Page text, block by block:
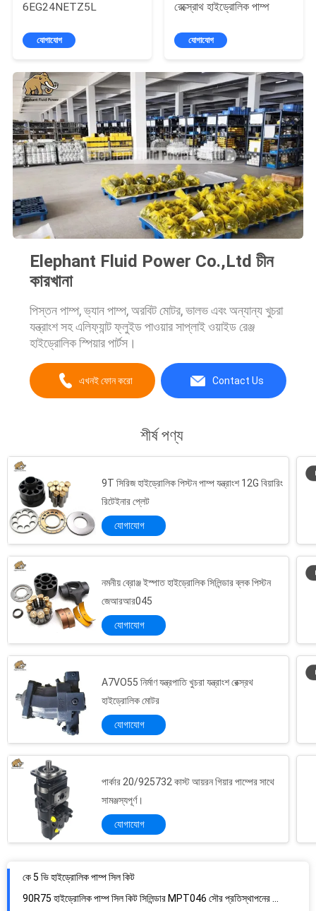
6EG24NETZ5L
যোগাযোগ
রেক্স্রোথ হাইড্রোলিক পাম্প
যোগাযোগ
Elephant Fluid Power Co.,Ltd চীন
কারখানা
পিস্তন পাম্প, ভ্যান পাম্প, অরবিট মোটর, ভালভ এবং অন্যান্য খুচরা
যন্ত্রাংশ সহ এলিফ্যান্ট ফ্লুইড পাওয়ার সাপ্লাই ওয়াইড রেঞ্জ
হাইড্রোলিক স্পিয়ার পার্টস।
এখনই ফোন করো Contact Us
শীর্ষ পণ্য
9T সিরিজ হাইড্রোলিক পিস্টন পাম্প যন্ত্রাংশ 12G বিয়ারিং
রিটেইনার প্লেট
যোগাযোগ
নমনীয় ব্রোঞ্জ ইস্পাত হাইড্রোলিক সিলিন্ডার ব্লক পিস্টন
জেআরআর045
যোগাযোগ
A7VO55 নির্মাণ যন্ত্রপাতি খুচরা যন্ত্রাংশ রেক্স্রথ
হাইড্রোলিক মোটর
যোগাযোগ
পার্কার 20/925732 কাস্ট আয়রন গিয়ার পাম্পের সাথে
সামঞ্জস্যপূর্ণ।
যোগাযোগ
কে 5 ভি হাইড্রোলিক পাম্প সিল কিট
90R75 হাইড্রোলিক পাম্প সিল কিট সিলিন্ডার MPT046 সৌর প্রতিস্থাপনের জন্য